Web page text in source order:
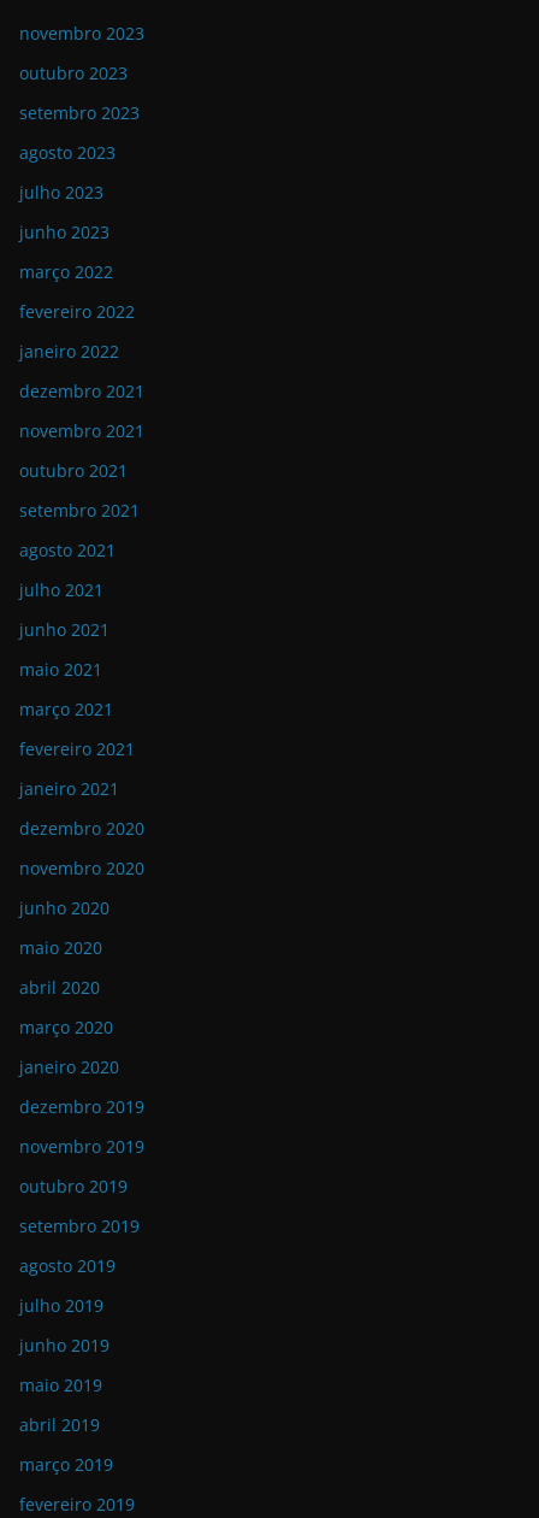
novembro 2023
outubro 2023
setembro 2023
agosto 2023
julho 2023
junho 2023
março 2022
fevereiro 2022
janeiro 2022
dezembro 2021
novembro 2021
outubro 2021
setembro 2021
agosto 2021
julho 2021
junho 2021
maio 2021
março 2021
fevereiro 2021
janeiro 2021
dezembro 2020
novembro 2020
junho 2020
maio 2020
abril 2020
março 2020
janeiro 2020
dezembro 2019
novembro 2019
outubro 2019
setembro 2019
agosto 2019
julho 2019
junho 2019
maio 2019
abril 2019
março 2019
fevereiro 2019